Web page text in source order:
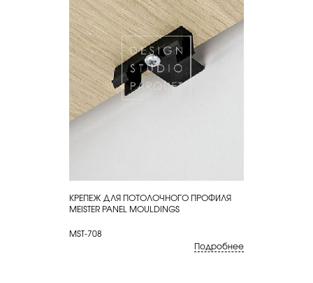
КУПИТЬ
КРЕПЕЖ ДЛЯ ПОТОЛОЧНОГО ПРОФИЛЯ
MEISTER PANEL MOULDINGS
MST-708
Подробнее